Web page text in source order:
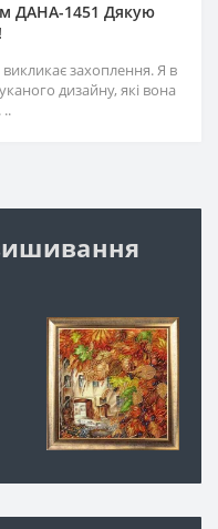
ДАНА-1451 Дякую
захоплення. Я в
дизайну, які вона